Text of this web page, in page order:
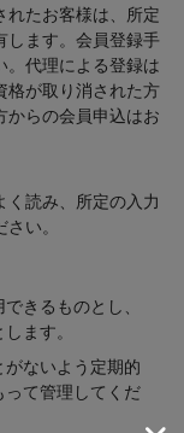
れたお客様は、所定
します。会員登録手
。代理による登録は
格が取り消された方
からの会員申込はお
く読み、所定の入力
い。
きるものとし、
ます。
ないよう定期的
って管理してくだ